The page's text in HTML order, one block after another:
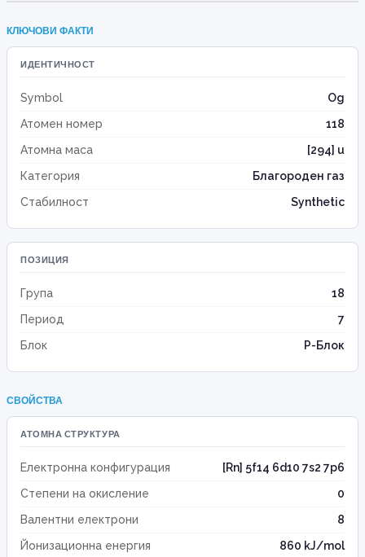
КЛЮЧОВИ ФАКТИ
ИДЕНТИЧНОСТ
Symbol
Og
Атомен номер
118
Атомна маса
[294] u
Категория
Благороден газ
Стабилност
Synthetic
ПОЗИЦИЯ
Група
18
Период
7
Блок
P-Блок
СВОЙСТВА
АТОМНА СТРУКТУРА
Електронна конфигурация
[Rn] 5f14 6d10 7s2 7p6
Степени на окисление
0
Валентни електрони
8
Йонизационна енергия
860 kJ/mol